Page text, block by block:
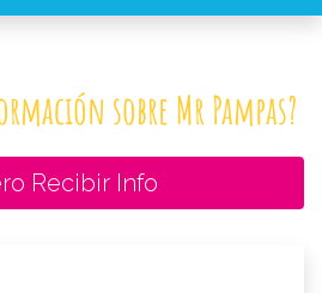
sobre Mr Pampas?
Recibir Info